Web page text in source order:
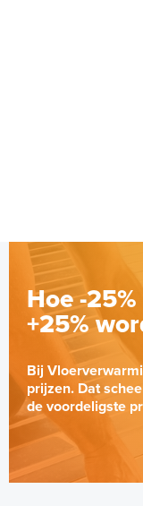
Euroconus-
Knelringset - 2
Per 2 stuks
Hoe -25%
+25%
Bij
prijzen. Dat
de voordeligste